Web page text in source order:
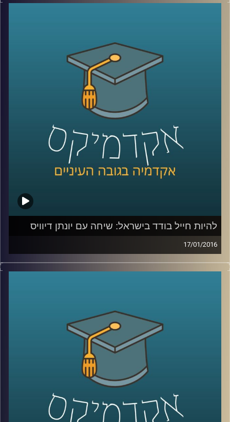
ניצבות בפני המדע שאלות גדולות לגבי
הסכיזופרניה, ונועה משתפת בהן ובשאיפת
המחקר. גם לחברה אחריות רבה, הקשורה
מהאוכלוסייה, בשגרה ה"נורמטיבית
קרדיט תמונות: AudioVersity
להיות חייל בודד בישראל: שיחה עם יונתן דיוויס
17/01/2016
יונתן דיוויס, סגן הנשיא לקשרי חוץ וראש ביה"ס
ההחלטה לשרת בצה"ל, החוויה כחייל וכסטודנט
בודד, רכישת השפה העברית, והקשר של סיפורו
האישי אל עבודתו בשנים האחרונות במרכז
AudioVersity